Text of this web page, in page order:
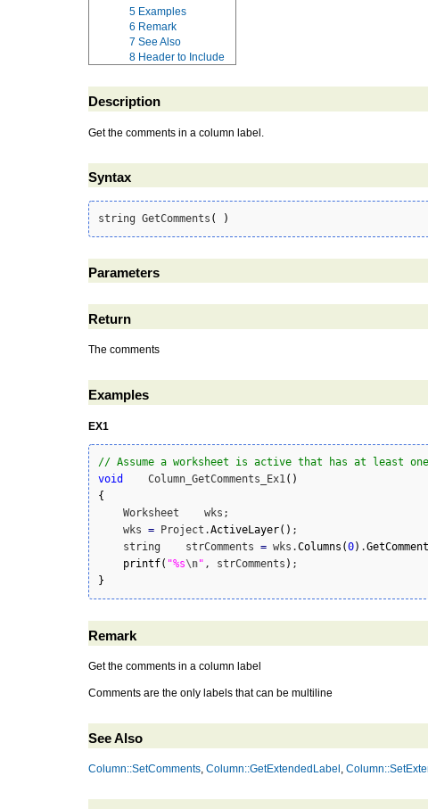
5 Examples
6 Remark
7 See Also
8 Header to Include
Description
Get the comments in a column label.
Syntax
string GetComments ( )
Parameters
Return
The comments
Examples
EX1
// Assume a worksheet is active that has at least one
void
    Column_GetComments_Ex1
( )
{
    Worksheet    wks;
    wks
= Project.ActiveLayer( ) ;
    string    strComments
= wks.Columns (0) .
printf( "%s\n" , strComments )
}
Remark
Get the comments in a column label
Comments are the only labels that can be multiline
See Also
Column::SetComments, Column::GetExtendedLabel ,